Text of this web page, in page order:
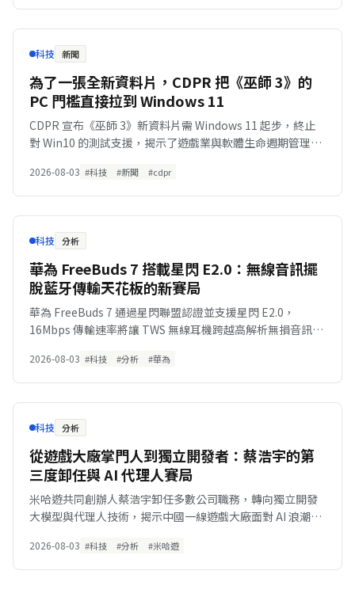
科技 新聞
為了一張全新資料片，CDPR 把《巫師 3》的
PC 門檻直接拉到 Windows 11
CDPR 宣布《巫師 3》新資料片需 Windows 11 起步，終止
對 Win10 的測試支援，揭示了遊戲業與軟體生命週期管理的
2026-08-03 #科技 #新聞 #cdpr
科技 分析
華為 FreeBuds 7 搭載星閃 E2.0：無線音訊擺
脫藍牙傳輸天花板的新賽局
華為 FreeBuds 7 通過星閃聯盟認證並支援星閃 E2.0，
16Mbps 傳輸速率將讓 TWS 無線耳機跨越高解析無損音訊的
2026-08-03 #科技 #分析 #華為
科技 分析
從遊戲大廠掌門人到獨立開發者：蔡浩宇的第
三度卸任與 AI 代理人賽局
米哈遊共同創辦人蔡浩宇卸任多數公司職務，轉向獨立開發
大模型與代理人技術，揭示中國一線遊戲大廠面對 AI 浪潮的
2026-08-03 #科技 #分析 #米哈遊